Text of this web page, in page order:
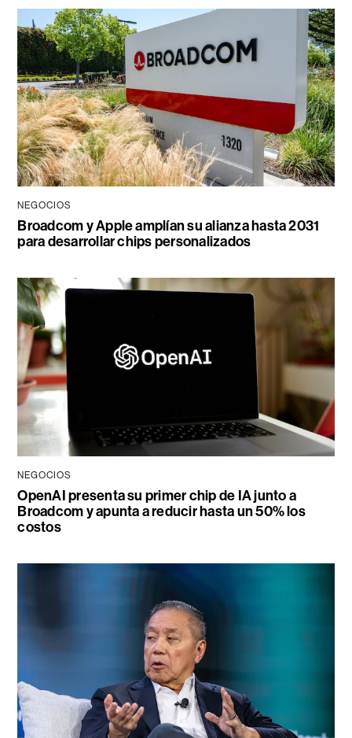
NEGOCIOS
Broadcom y Apple amplían su alianza hasta 2031
para desarrollar chips personalizados
NEGOCIOS
OpenAI presenta su primer chip de IA junto a
Broadcom y apunta a reducir hasta un 50% los
costos